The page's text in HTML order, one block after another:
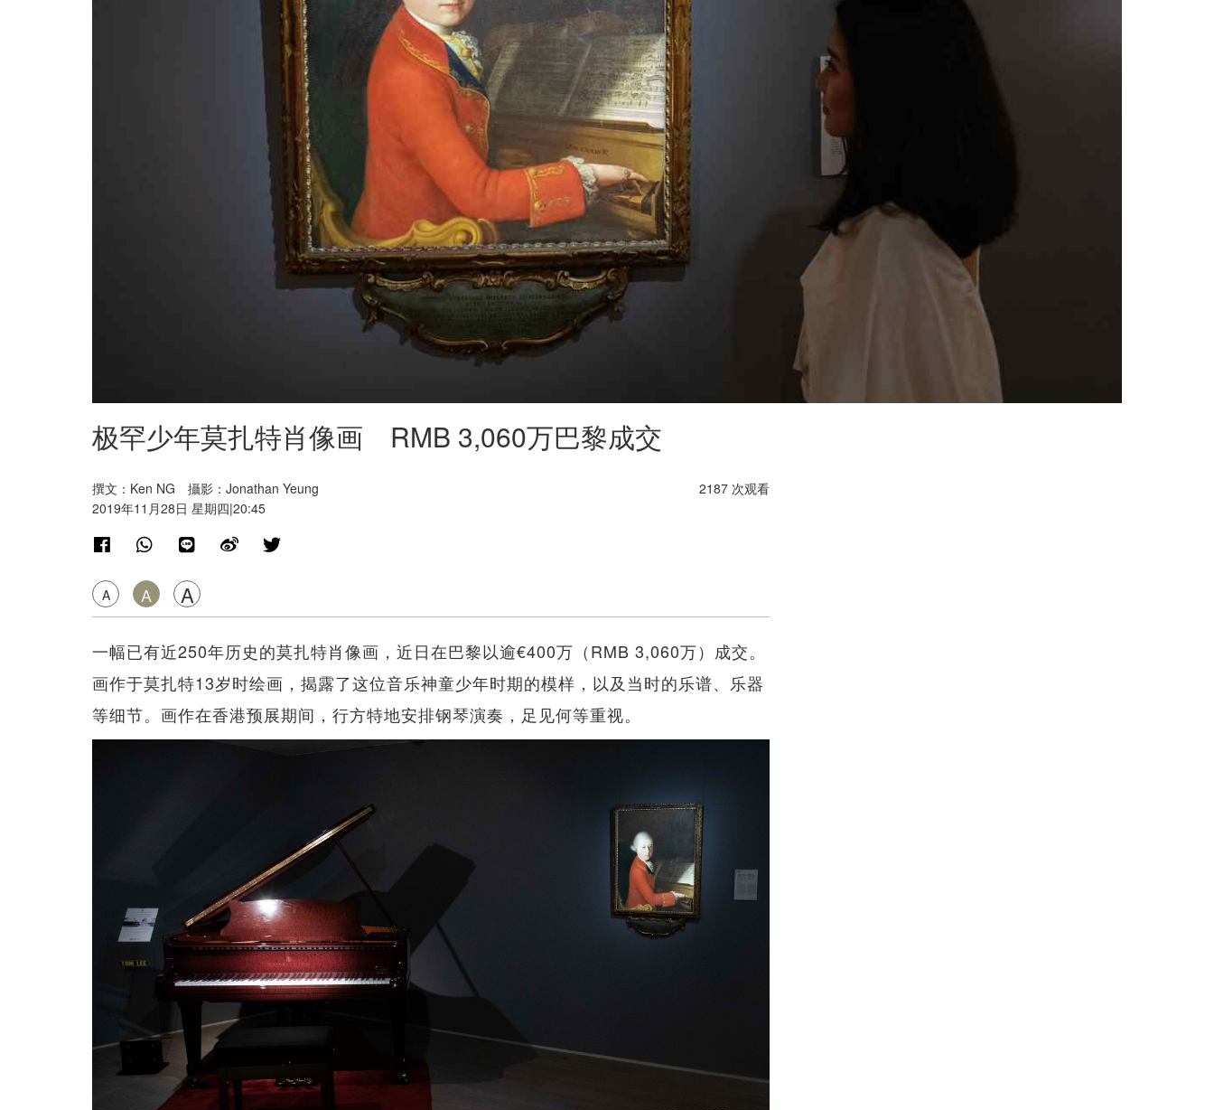
极罕少年莫扎特肖像画 RMB 3,060万巴黎成交
撰文：Ken NG 攝影：Jonathan Yeung
2019年11月28日 星期四|20:45
A A A
2187 次观看
一幅已有近250年历史的莫扎特肖像画，近日在巴黎以逾€400万（RMB 3,060万）成交。
画作于莫扎特13岁时绘画，揭露了这位音乐神童少年时期的模样，以及当时的乐谱、乐器
等细节。画作在香港预展期间，行方特地安排钢琴演奏，足见何等重视。